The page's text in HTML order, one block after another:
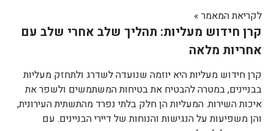
לקריאת המאמר »
קרן חידוש מעליות: תהליך שלב אחרי שלב עם
אחריות מלאה
קרן חידוש מעליות היא יוזמה שנועדה לשדרג ולתחזק מעליות
בבניינים, במטרה להבטיח את בטיחות המשתמשים ולשפר את
איכות השירות. המעליות הן חלק בלתי נפרד מהתשתית העירונית,
והן משפיעות על הנגישות והנוחות של דיירי הבניינים. עם